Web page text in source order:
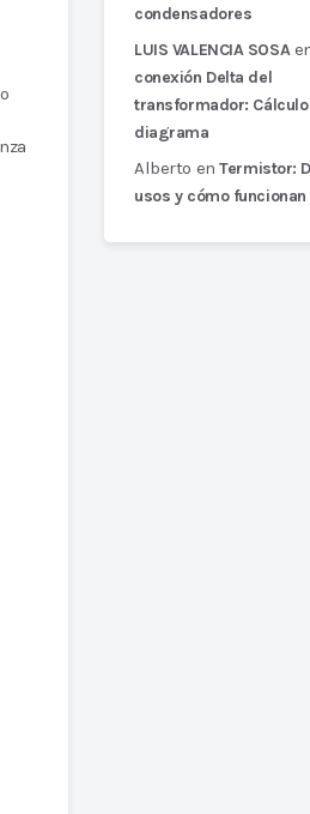
condensadores
LUIS VALENCIA SOSA
conexión Delta del
transformador:
diagrama
Alberto enTermistor:
usos y cómo funcionan